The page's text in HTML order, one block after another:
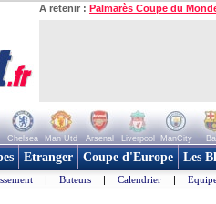
A retenir : Palmarès Coupe du
Chelsea Man Utd Arsenal Liverpool ManCity
Etranger Coupe d'Europe Les
| Buteurs | Calendrier |